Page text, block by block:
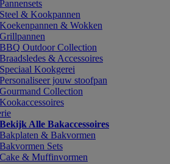
Pannensets
Steel & Kookpannen
Koekenpannen & Wokken
Grillpannen
BBQ Outdoor Collection
Braadsledes & Accessoires
Speciaal Kookgerei
Personaliseer jouw stoofpan
Gourmand Collection
Kookaccessoires
Bekijk Alle Bakaccessoires
Bakplaten & Bakvormen
Bakvormen Sets
Cake & Muffinvormen